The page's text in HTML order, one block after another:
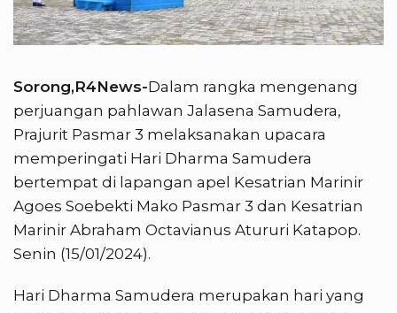
Sorong,R4News-Dalam rangka mengenang
perjuangan pahlawan Jalasena Samudera,
Prajurit Pasmar 3 melaksanakan upacara
memperingati Hari Dharma Samudera
bertempat di lapangan apel Kesatrian Marinir
Agoes Soebekti Mako Pasmar 3 dan Kesatrian
Marinir Abraham Octavianus Atururi Katapop.
Senin (15/01/2024).
Hari Dharma Samudera merupakan hari yang